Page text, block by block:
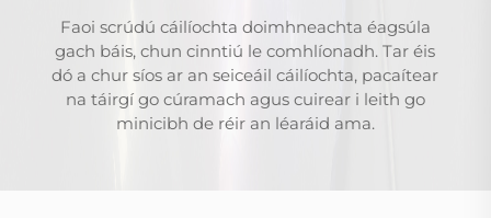
Faoi scrúdú cáilíochta doimhneachta éagsúla
gach báis, chun cinntiú le comhlíonadh. Tar éis
dó a chur síos ar an seiceáil cáilíochta, pacaítear
na táirgí go cúramach agus cuirear i leith go
minicibh de réir an léaráid ama.